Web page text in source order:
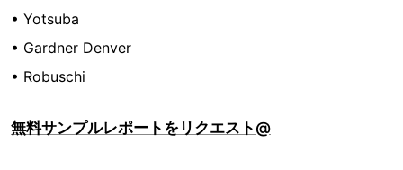
• Yotsuba
• Gardner Denver
• Robuschi
無料サンプルレポートをリクエスト@